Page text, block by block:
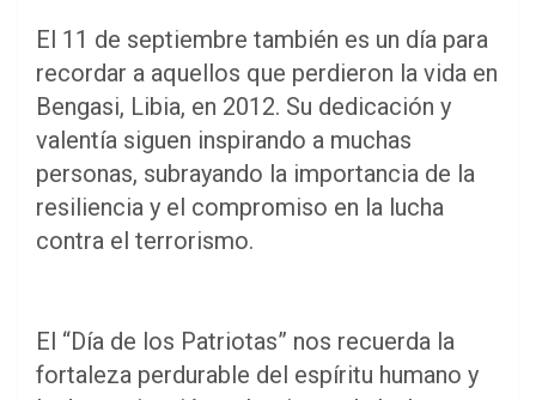
El 11 de septiembre también es un día para
recordar a aquellos que perdieron la vida en
Bengasi, Libia, en 2012. Su dedicación y
valentía siguen inspirando a muchas
personas, subrayando la importancia de la
resiliencia y el compromiso en la lucha
contra el terrorismo.
El “Día de los Patriotas” nos recuerda la
fortaleza perdurable del espíritu humano y